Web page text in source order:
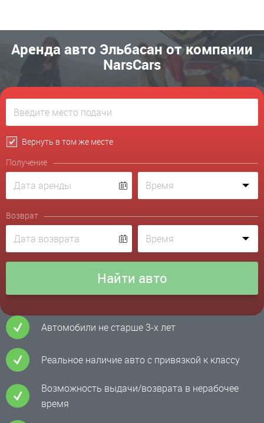
Аренда авто Эльбасан от компании
NarsCars
Вернуть в том же месте
Получение
Возврат
Автомобили не старше 3-х лет
Реальное наличие авто с привязкой к классу
Возможность выдачи/возврата в нерабочее
время